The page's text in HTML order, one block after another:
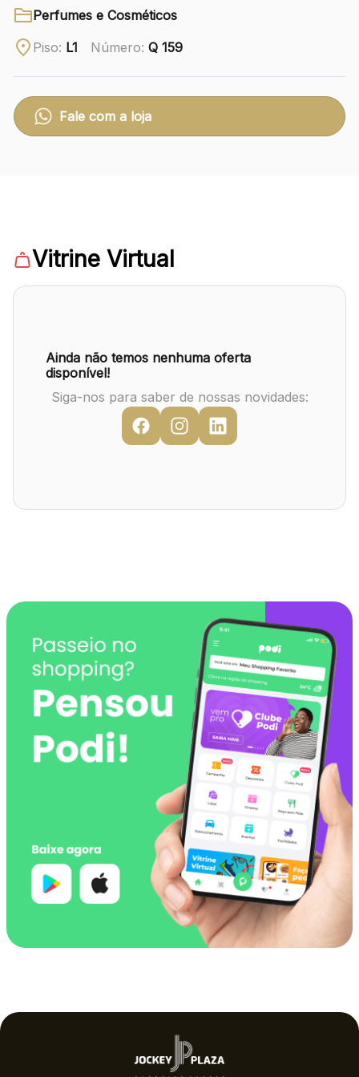
CONTATO
Comodidades Eventos Cinema
Mapa Virtual
Perfumes e Cosméticos
Piso: L1 Número: Q 159
Fale com a loja
Vitrine Virtual
Ainda não temos nenhuma oferta
disponível!
Siga-nos para saber de nossas novidades: